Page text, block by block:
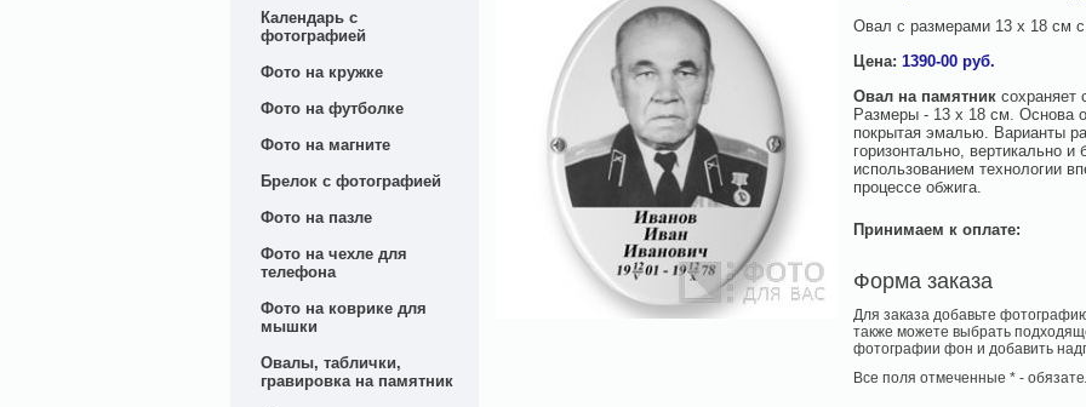
Календарь с
фотографией
Фото на кружке
Фото на футболке
Фото на магните
Брелок с фотографией
Фото на пазле
Фото на чехле для
телефона
Фото на коврике для
мышки
Овалы, таблички,
гравировка на памятник
Овал с размерами 13 х 18 см
Цена: 1390-00руб.
Овал на памятниксохраняет
Размеры - 13 х 18 см. Основа
покрытая эмалью. Варианты
горизонтально, вертикально
использованием технологии
процессе обжига.
Принимаем к оплате:
Форма заказа
Для заказа добавьте
также можете выбрать
фотографии фон и добавить
Все поля отмеченные *-